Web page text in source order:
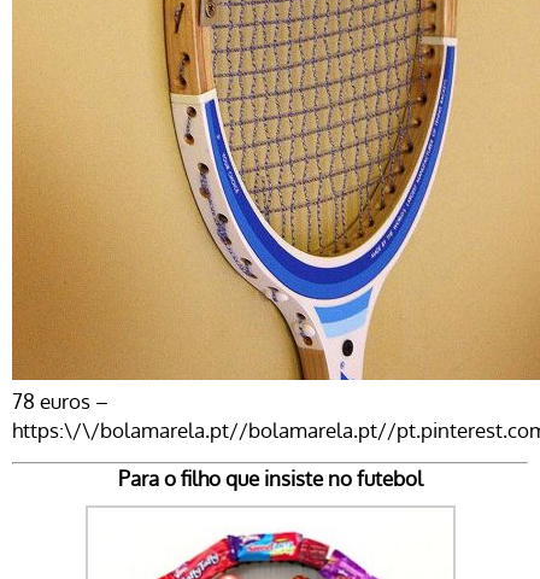
78 euros –
https:\/\/bolamarela.pt//bolamarela.pt//pt.pinterest.com/
Para o filho que insiste no futebol